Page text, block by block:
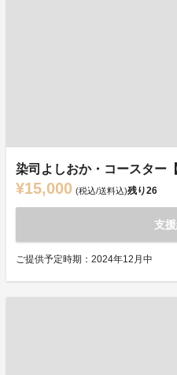
染司よしおか・コースター
¥15,000 (税込/送料込)残り26
支
ご提供予定時期：2024年12月中